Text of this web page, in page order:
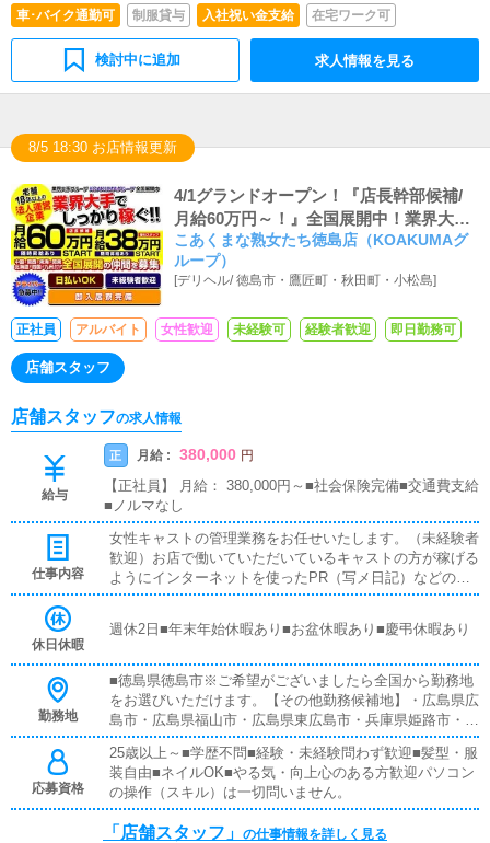
車･バイク通勤可
制服貸与 入社祝い金支給 在宅ワーク可
検討中に追加 求人情報を見る
8/5 18:30 お店情報更新
4/1グランドオープン！『店長幹部候補/
月給60万円～！』全国展開中！業界大
手！全額日払い可＆即入居可能な社員寮
あり
こあくまな熟女たち徳島店（KOAKUMAグ
ループ）
[デリヘル/徳島市・鷹匠町・秋田町・小松島]
正社員 アルバイト 女性歓迎 未経験可 経験者歓迎 即日勤務可
店舗スタッフ
店舗スタッフの求人情報
給与
正 月給 : 380,000 円
【正社員】 月給： 380,000円～■社会保険完備■交通費支給
■ノルマなし
仕事内容
女性キャストの管理業務をお任せいたします。（未経験者
歓迎）お店で働いていただいているキャストの方が稼げる
ようにインターネットを使ったPR（写メ日記）などの使
い方などのアドバイスを行っていただきます同業他店のよ
フは致しません。
休日休暇
週休2日■年末年始休暇あり■お盆休暇あり■慶弔休暇あり
勤務地
■徳島県徳島市※ご希望がございましたら全国から勤務地
をお選びいただけます。【その他勤務候補地】・広島県広
島市・広島県福山市・広島県東広島市・兵庫県姫路市・兵
庫県明石市・岡山県岡山市・香川県高松市・香川県善通寺
市・山口県周南市・東京都台東区鶯谷・神奈川県厚木市本
厚木・福岡県福岡市小倉北区・埼玉県川口市西川口※特に
『どこでも大丈夫』な方は優遇いたします。
応募資格
25歳以上～■学歴不問■経験・未経験問わず歓迎■髪型・服
装自由■ネイルOK■やる気・向上心のある方歓迎パソコン
の操作（スキル）は一切問いません。
「店舗スタッフ」 の仕事情報を詳しく見る